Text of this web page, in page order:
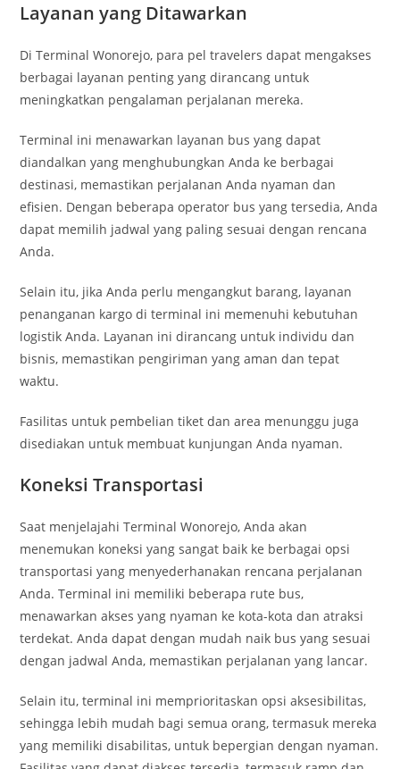
Layanan yang Ditawarkan
Di Terminal Wonorejo, para pel travelers dapat mengakses
berbagai layanan penting yang dirancang untuk
meningkatkan pengalaman perjalanan mereka.
Terminal ini menawarkan layanan bus yang dapat
diandalkan yang menghubungkan Anda ke berbagai
destinasi, memastikan perjalanan Anda nyaman dan
efisien. Dengan beberapa operator bus yang tersedia, Anda
dapat memilih jadwal yang paling sesuai dengan rencana
Anda.
Selain itu, jika Anda perlu mengangkut barang, layanan
penanganan kargo di terminal ini memenuhi kebutuhan
logistik Anda. Layanan ini dirancang untuk individu dan
bisnis, memastikan pengiriman yang aman dan tepat
waktu.
Fasilitas untuk pembelian tiket dan area menunggu juga
disediakan untuk membuat kunjungan Anda nyaman.
Koneksi Transportasi
Saat menjelajahi Terminal Wonorejo, Anda akan
menemukan koneksi yang sangat baik ke berbagai opsi
transportasi yang menyederhanakan rencana perjalanan
Anda. Terminal ini memiliki beberapa rute bus,
menawarkan akses yang nyaman ke kota-kota dan atraksi
terdekat. Anda dapat dengan mudah naik bus yang sesuai
dengan jadwal Anda, memastikan perjalanan yang lancar.
Selain itu, terminal ini memprioritaskan opsi aksesibilitas,
sehingga lebih mudah bagi semua orang, termasuk mereka
yang memiliki disabilitas, untuk bepergian dengan nyaman.